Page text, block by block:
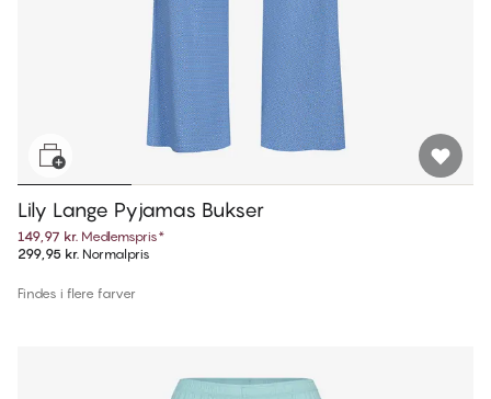
Lily Lange Pyjamas Bukser
149,97 kr. Medlemspris*
299,95 kr. Normalpris
Findes i flere farver